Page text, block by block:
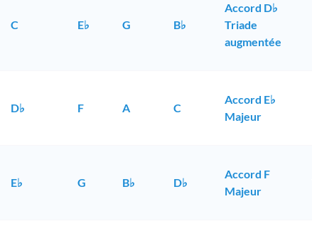
C E♭ G B♭
Accord D♭
Triade
augmentée
D♭ F A C
Accord E♭
Majeur
E♭ G B♭ D♭
Accord F
Majeur